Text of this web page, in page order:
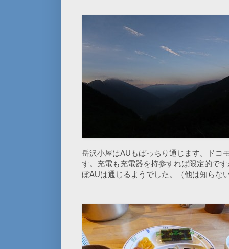
岳沢小屋はAUもばっちり通じます。ドコ
す。充電も充電器を持参すれば限定的で
ぼAUは通じるようでした。（他は知らな